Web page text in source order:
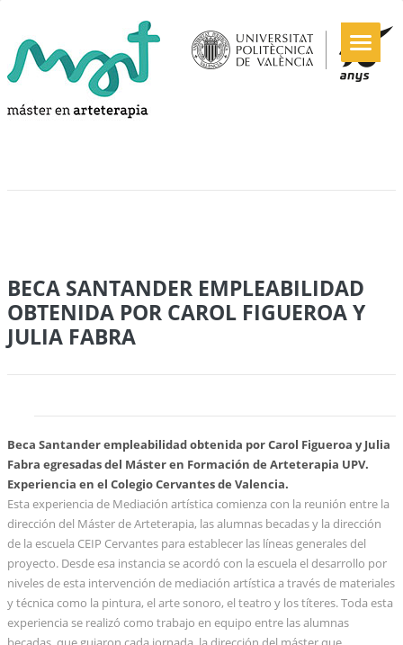
BECA SANTANDER EMPLEABILIDAD
OBTENIDA POR CAROL FIGUEROA Y
JULIA FABRA
Beca Santander empleabilidad obtenida por Carol Figueroa y Julia
Fabra egresadas del Máster en Formación de Arteterapia UPV.
Experiencia en el Colegio Cervantes de Valencia.
Esta experiencia de Mediación artística comienza con la reunión entre la
dirección del Máster de Arteterapia, las alumnas becadas y la dirección
de la escuela CEIP Cervantes para establecer las líneas generales del
proyecto. Desde esa instancia se acordó con la escuela el desarrollo por
niveles de esta intervención de mediación artística a través de materiales
y técnica como la pintura, el arte sonoro, el teatro y los títeres. Toda esta
experiencia se realizó como trabajo en equipo entre las alumnas